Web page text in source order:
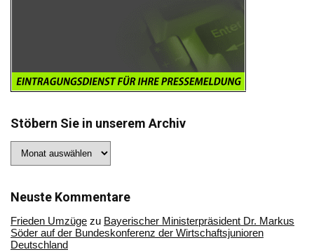
Stöbern Sie in unserem Archiv
Sie
Archiv
Neuste Kommentare
Frieden Umzüge zu Bayerischer Ministerpräsident Dr. Markus
Söder auf der Bundeskonferenz der Wirtschaftsjunioren
Deutschland